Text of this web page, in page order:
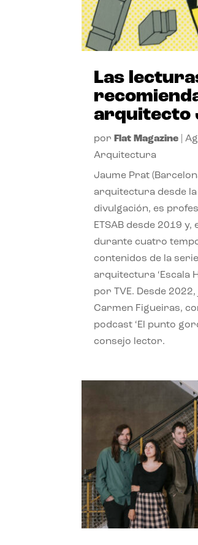
Las
arquitecto
por Flat Magazine |
Arquitectura
Jaume Prat
arquitectura desde la
divulgación, es
ETSAB desde 2019
durante cuatro
contenidos de la
arquitectura ‘Escala
por TVE. Desde
Carmen Figueiras,
podcast ‘El punto
consejo lector.